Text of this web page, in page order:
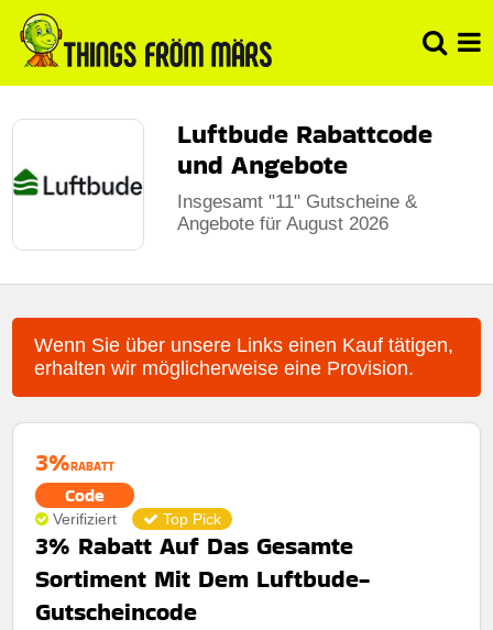
Luftbude Rabattcode
und Angebote
Insgesamt "11" Gutscheine &
Angebote für August 2026
Wenn Sie über unsere Links einen Kauf tätigen,
erhalten wir möglicherweise eine Provision.
3%RABATT
Code
Verifiziert Top Pick
3% Rabatt Auf Das Gesamte
Sortiment Mit Dem Luftbude-
Gutscheincode